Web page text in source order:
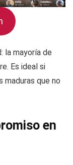
la mayoría de
Es ideal si
maduras que no
en